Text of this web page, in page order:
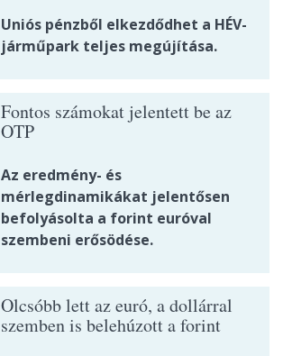
Uniós pénzből elkezdődhet a HÉV-
járműpark teljes megújítása.
Fontos számokat jelentett be az
OTP
Az eredmény- és
mérlegdinamikákat jelentősen
befolyásolta a forint euróval
szembeni erősödése.
Olcsóbb lett az euró, a dollárral
szemben is belehúzott a forint